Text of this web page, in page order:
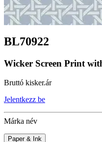
BL70922
Wicker Screen Print
Bruttó kisker.ár
Jelentkezz be
Márka név
Paper & Ink